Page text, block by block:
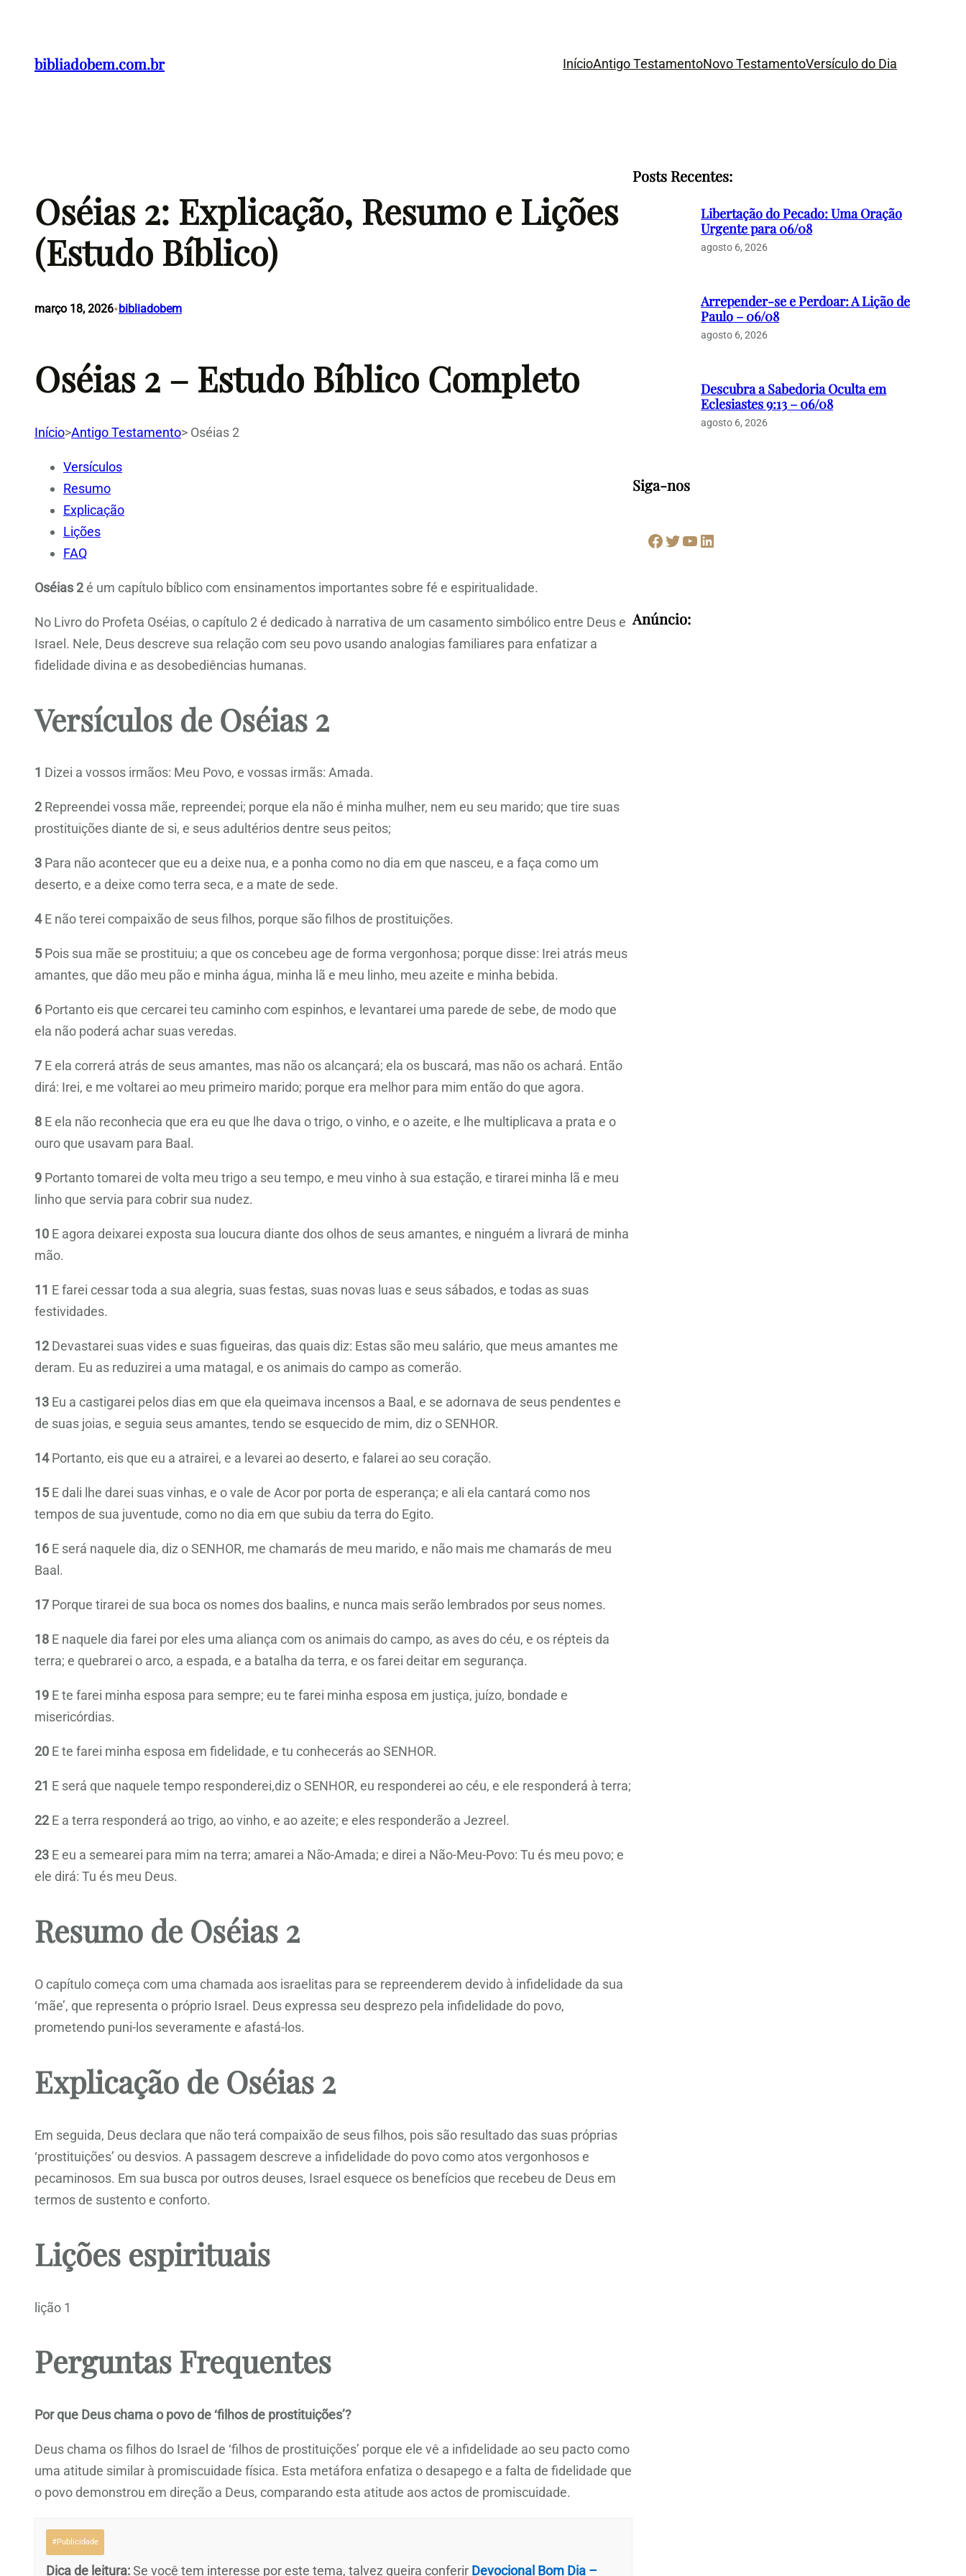
bibliadobem.com.br InícioAntigo TestamentoNovo TestamentoVersículo do Dia
Oséias 2: Explicação, Resumo e Lições
(Estudo Bíblico)
março 18, 2026• bibliadobem
Oséias 2 – Estudo Bíblico Completo
Início>Antigo Testamento> Oséias 2
Versículos
Resumo
Explicação
Lições
FAQ
Oséias 2é um capítulo bíblico com ensinamentos importantes sobre fé e espiritualidade.
No Livro do Profeta Oséias, o capítulo 2 é dedicado à narrativa de um casamento simbólico entre Deus e
Israel. Nele, Deus descreve sua relação com seu povo usando analogias familiares para enfatizar a
fidelidade divina e as desobediências humanas.
Versículos de Oséias 2
1 Dizei a vossos irmãos: Meu Povo, e vossas irmãs: Amada.
2Repreendei vossa mãe, repreendei; porque ela não é minha mulher, nem eu seu marido; que tire suas
prostituições diante de si, e seus adultérios dentre seus peitos;
3 Para não acontecer que eu a deixe nua, e a ponha como no dia em que nasceu, e a faça como um
deserto, e a deixe como terra seca, e a mate de sede.
4E não terei compaixão de seus filhos, porque são filhos de prostituições.
5 Pois sua mãe se prostituiu; a que os concebeu age de forma vergonhosa; porque disse: Irei atrás meus
amantes, que dão meu pão e minha água, minha lã e meu linho, meu azeite e minha bebida.
6 Portanto eis que cercarei teu caminho com espinhos, e levantarei uma parede de sebe, de modo que
ela não poderá achar suas veredas.
7 E ela correrá atrás de seus amantes, mas não os alcançará; ela os buscará, mas não os achará. Então
dirá: Irei, e me voltarei ao meu primeiro marido; porque era melhor para mim então do que agora.
8 E ela não reconhecia que era eu que lhe dava o trigo, o vinho, e o azeite, e lhe multiplicava a prata e o
ouro que usavam para Baal.
9 Portanto tomarei de volta meu trigo a seu tempo, e meu vinho à sua estação, e tirarei minha lã e meu
linho que servia para cobrir sua nudez.
10 E agora deixarei exposta sua loucura diante dos olhos de seus amantes, e ninguém a livrará de minha
mão.
11 E farei cessar toda a sua alegria, suas festas, suas novas luas e seus sábados, e todas as suas
festividades.
12Devastarei suas vides e suas figueiras, das quais diz: Estas são meu salário, que meus amantes me
deram. Eu as reduzirei a uma matagal, e os animais do campo as comerão.
13 Eu a castigarei pelos dias em que ela queimava incensos a Baal, e se adornava de seus pendentes e
de suas joias, e seguia seus amantes, tendo se esquecido de mim, diz o SENHOR.
14Portanto, eis que eu a atrairei, e a levarei ao deserto, e falarei ao seu coração.
15 E dali lhe darei suas vinhas, e o vale de Acor por porta de esperança; e ali ela cantará como nos
tempos de sua juventude, como no dia em que subiu da terra do Egito.
16 E será naquele dia, diz o SENHOR, me chamarás de meu marido, e não mais me chamarás de meu
Baal.
17 Porque tirarei de sua boca os nomes dos baalins, e nunca mais serão lembrados por seus nomes.
18 E naquele dia farei por eles uma aliança com os animais do campo, as aves do céu, e os répteis da
terra; e quebrarei o arco, a espada, e a batalha da terra, e os farei deitar em segurança.
19 E te farei minha esposa para sempre; eu te farei minha esposa em justiça, juízo, bondade e
misericórdias.
20 E te farei minha esposa em fidelidade, e tu conhecerás ao SENHOR.
21 E será que naquele tempo responderei,diz o SENHOR, eu responderei ao céu, e ele responderá à terra;
22E a terra responderá ao trigo, ao vinho, e ao azeite; e eles responderão a Jezreel.
23 E eu a semearei para mim na terra; amarei a Não-Amada; e direi a Não-Meu-Povo: Tu és meu povo; e
ele dirá: Tu és meu Deus.
Resumo de Oséias 2
O capítulo começa com uma chamada aos israelitas para se repreenderem devido à infidelidade da sua
‘mãe’, que representa o próprio Israel. Deus expressa seu desprezo pela infidelidade do povo,
prometendo puni-los severamente e afastá-los.
Explicação de Oséias 2
Em seguida, Deus declara que não terá compaixão de seus filhos, pois são resultado das suas próprias
‘prostituições’ ou desvios. A passagem descreve a infidelidade do povo como atos vergonhosos e
pecaminosos. Em sua busca por outros deuses, Israel esquece os benefícios que recebeu de Deus em
termos de sustento e conforto.
Lições espirituais
lição 1
Perguntas Frequentes
Por que Deus chama o povo de ‘filhos de prostituições’?
Deus chama os filhos do Israel de ‘filhos de prostituições’ porque ele vê a infidelidade ao seu pacto como
uma atitude similar à promiscuidade física. Esta metáfora enfatiza o desapego e a falta de fidelidade que
o povo demonstrou em direção a Deus, comparando esta atitude aos actos de promiscuidade.
#Publicidade
Dica de leitura:Se você tem interesse por este tema, talvez queira conferir Devocional Bom Dia –
Posts Recentes:
Libertação do Pecado: Uma Oração
Urgente para 06/08
agosto 6, 2026
Arrepender-se e Perdoar: A Lição de
Paulo – 06/08
agosto 6, 2026
Descubra a Sabedoria Oculta em
Eclesiastes 9:13 – 06/08
agosto 6, 2026
Siga-nos
Facebook Twitter Youtube LinkedIn
Anúncio: